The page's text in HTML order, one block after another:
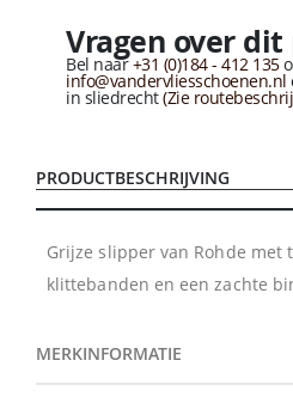
Vragen over
Bel naar+31 (0)184 - 412 135
info@vandervliesschoenen.nl
in sliedrecht(Zie
PRODUCTBESCHRIJVING
Grijze slipper van Rohde met
klittebanden en een zachte
MERKINFORMATIE